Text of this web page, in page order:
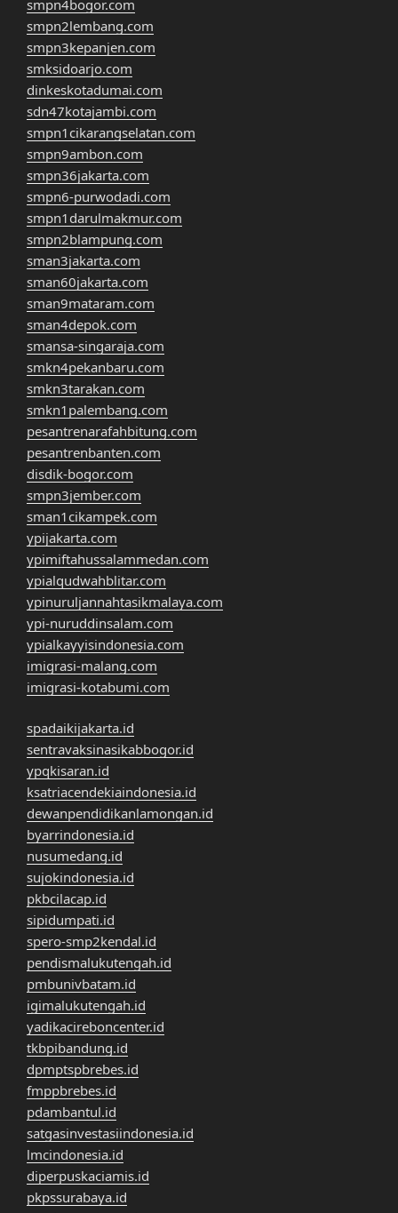
smpn4bogor.com
smpn2lembang.com
smpn3kepanjen.com
smksidoarjo.com
dinkeskotadumai.com
sdn47kotajambi.com
smpn1cikarangselatan.com
smpn9ambon.com
smpn36jakarta.com
smpn6-purwodadi.com
smpn1darulmakmur.com
smpn2blampung.com
sman3jakarta.com
sman60jakarta.com
sman9mataram.com
sman4depok.com
smansa-singaraja.com
smkn4pekanbaru.com
smkn3tarakan.com
smkn1palembang.com
pesantrenarafahbitung.com
pesantrenbanten.com
disdik-bogor.com
smpn3jember.com
sman1cikampek.com
ypijakarta.com
ypimiftahussalammedan.com
ypialqudwahblitar.com
ypinuruljannahtasikmalaya.com
ypi-nuruddinsalam.com
ypialkayyisindonesia.com
imigrasi-malang.com
imigrasi-kotabumi.com
spadaikijakarta.id
sentravaksinasikabbogor.id
ypqkisaran.id
ksatriacendekiaindonesia.id
dewanpendidikanlamongan.id
byarrindonesia.id
nusumedang.id
sujokindonesia.id
pkbcilacap.id
sipidumpati.id
spero-smp2kendal.id
pendismalukutengah.id
pmbunivbatam.id
igimalukutengah.id
yadikacireboncenter.id
tkbpibandung.id
dpmptspbrebes.id
fmppbrebes.id
pdambantul.id
satgasinvestasiindonesia.id
lmcindonesia.id
diperpuskaciamis.id
pkpssurabaya.id